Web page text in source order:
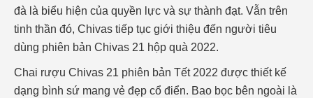
đà là biểu hiện của quyền lực và sự thành đạt. Vẫn trên
tinh thần đó, Chivas tiếp tục giới thiệu đến người tiêu
dùng phiên bản Chivas 21 hộp quà 2022.
Chai rượu Chivas 21 phiên bản Tết 2022 được thiết kế
dạng bình sứ mang vẻ đẹp cổ điển. Bao bọc bên ngoài là